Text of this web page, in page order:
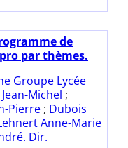
de
par thèmes.
Groupe Lycée
Michel ;
Pierre ; Dubois
Anne-Marie
Dir.